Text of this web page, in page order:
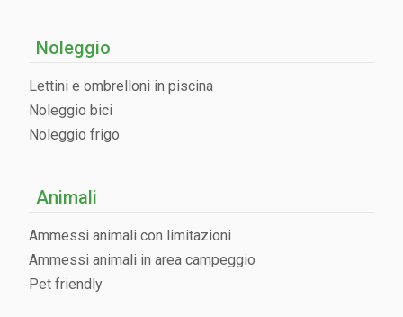
Noleggio
Lettini e ombrelloni in piscina
Noleggio bici
Noleggio frigo
Animali
Ammessi animali con limitazioni
Ammessi animali in area campeggio
Pet friendly